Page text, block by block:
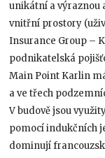
unikátní a výraznou
vnitřní prostory
Insurance Group –
podnikatelská
Main Point Karlin
a ve třech
V budově jsou
pomocí indukčních
dominují